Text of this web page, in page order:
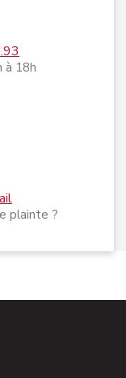
à 18h
plainte ?